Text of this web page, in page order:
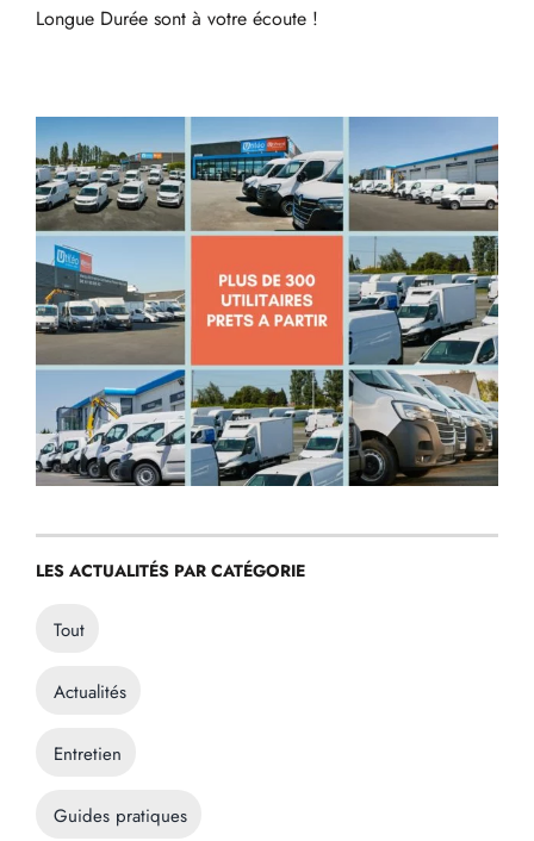
Longue Durée sont à votre écoute !
LES ACTUALITÉS PAR CATÉGORIE
Tout
Actualités
Entretien
Guides pratiques